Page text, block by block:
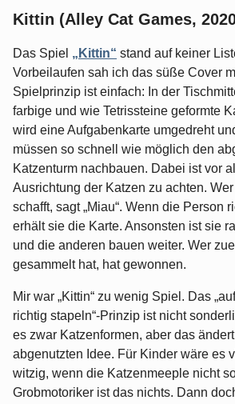
Kittin (Alley Cat Games,
Das Spiel „Kittin“ stand auf keiner
Vorbeilaufen sah ich das süße Cover
Spielprinzip ist einfach: In der
farbige und wie Tetrissteine geformte
wird eine Aufgabenkarte umgedreht
müssen so schnell wie möglich den
Katzenturm nachbauen. Dabei ist vor
Ausrichtung der Katzen zu achten.
schafft, sagt „Miau“. Wenn die Person
erhält sie die Karte. Ansonsten ist sie
und die anderen bauen weiter. Wer
gesammelt hat, hat gewonnen.
Mir war „Kittin“ zu wenig Spiel. Das
richtig stapeln“-Prinzip ist nicht
es zwar Katzenformen, aber das
abgenutzten Idee. Für Kinder wäre es
witzig, wenn die Katzenmeeple nicht
Grobmotoriker ist das nichts. Dann